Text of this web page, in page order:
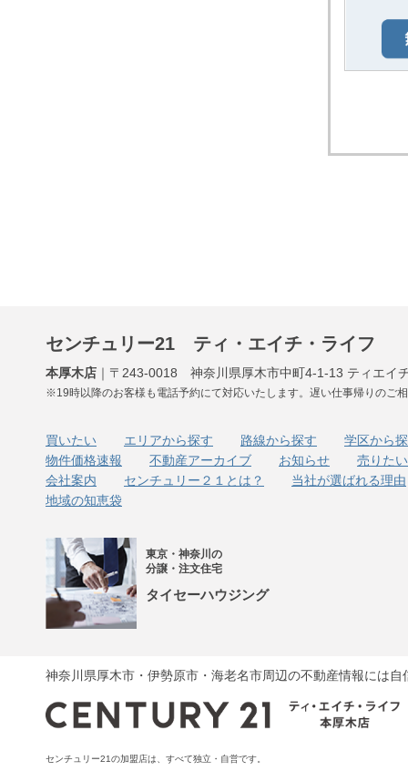
センチュリー21 ティ・エイチ・ライフ
本厚木店 ｜〒243-0018 神奈川県厚木市中町4-1-13 ティエ
※19時以降のお客様も電話予約にて対応いたします。遅い仕事帰りのご
買いたい エリアから探す 路線から探す
学区から
物件価格速報
不動産アーカイブ お知らせ
売りたい
会社案内
センチュリー２１とは？
当社が選ばれる理由
地域の知恵袋
東京・神奈川の
分譲・注文住宅
タイセーハウジング
神奈川県厚木市・伊勢原市・海老名市周辺の不動産情報には
センチュリー21の加盟店は、すべて独立・自営です。